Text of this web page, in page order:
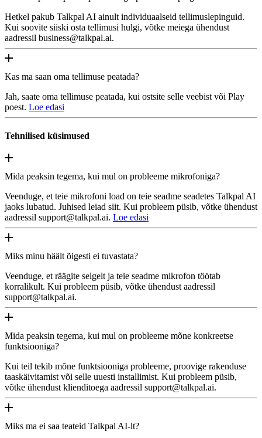
Hetkel pakub Talkpal AI ainult individuaalseid tellimuslepinguid.
Kui soovite siiski osta tellimusi hulgi, võtke meiega ühendust
aadressil business@talkpal.ai.
Kas ma saan oma tellimuse peatada?
Jah, saate oma tellimuse peatada, kui ostsite selle veebist või Play
poest. Loe edasi
Tehnilised küsimused
Mida peaksin tegema, kui mul on probleeme mikrofoniga?
Veenduge, et teie mikrofoni load on teie seadme seadetes Talkpal AI
jaoks lubatud. Juhised leiad siit. Kui probleem püsib, võtke ühendust
aadressil support@talkpal.ai. Loe edasi
Miks minu häält õigesti ei tuvastata?
Veenduge, et räägite selgelt ja teie seadme mikrofon töötab
korralikult. Kui probleem püsib, võtke ühendust aadressil
support@talkpal.ai.
Mida peaksin tegema, kui mul on probleeme mõne konkreetse
funktsiooniga?
Kui teil tekib mõne funktsiooniga probleeme, proovige rakenduse
taaskäivitamist või selle uuesti installimist. Kui probleem püsib,
võtke ühendust klienditoega aadressil support@talkpal.ai.
Miks ma ei saa teateid Talkpal AI-lt?